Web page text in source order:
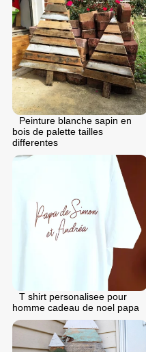
Peinture blanche sapin en
bois de palette tailles
differentes
T shirt personalisee pour
homme cadeau de noel papa